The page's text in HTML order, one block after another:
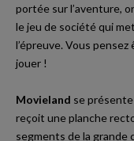
portée sur l’aventure,
le jeu de société qui
l’épreuve. Vous
jouer !
Movieland se
reçoit une planche
segments de la grande